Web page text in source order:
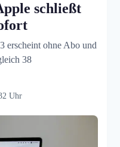
schließt
erscheint ohne Abo und
38
Uhr